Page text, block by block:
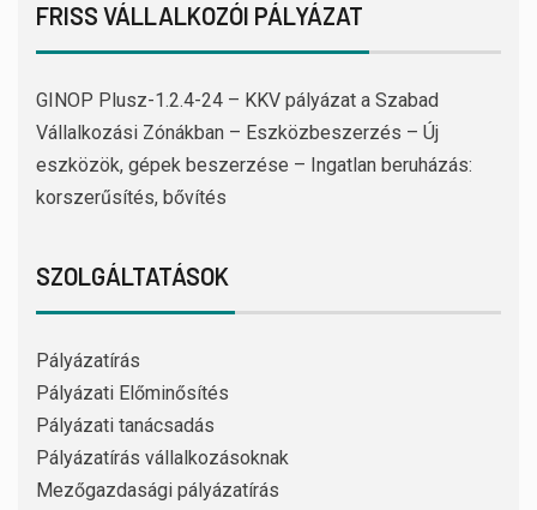
FRISS VÁLLALKOZÓI PÁLYÁZAT
GINOP Plusz-1.2.4-24 – KKV pályázat a Szabad
Vállalkozási Zónákban – Eszközbeszerzés – Új
eszközök, gépek beszerzése – Ingatlan beruházás:
korszerűsítés, bővítés
SZOLGÁLTATÁSOK
Pályázatírás
Pályázati Előminősítés
Pályázati tanácsadás
Pályázatírás vállalkozásoknak
Mezőgazdasági pályázatírás